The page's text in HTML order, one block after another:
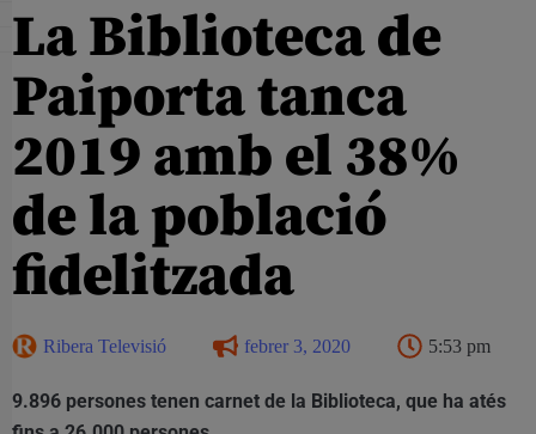
La Biblioteca de
Paiporta tanca
2019 amb el 38%
de la població
fidelitzada
Ribera Televisió febrer 3, 2020 5:53 pm
9.896 persones tenen carnet de la Biblioteca, que ha atés